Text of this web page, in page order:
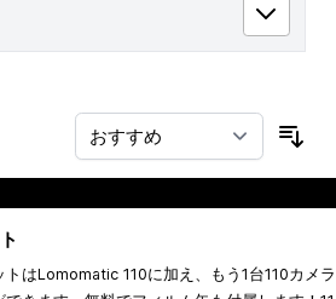
トはLomomatic 110に加え、もう1台110カメ